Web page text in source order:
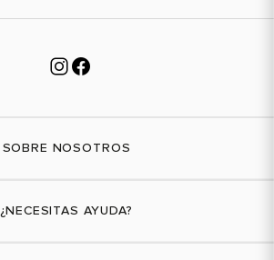
SOBRE NOSOTROS
¿NECESITAS AYUDA?